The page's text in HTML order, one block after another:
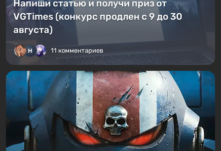
Напиши статью и получи приз от
VGTimes (конкурс продлен с 9 до 30
августа)
11 комментариев